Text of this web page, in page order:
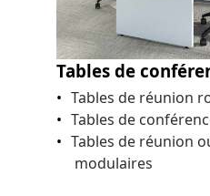
Tables de
Tables de réunion
Tables de
Tables de réunion
modulaires